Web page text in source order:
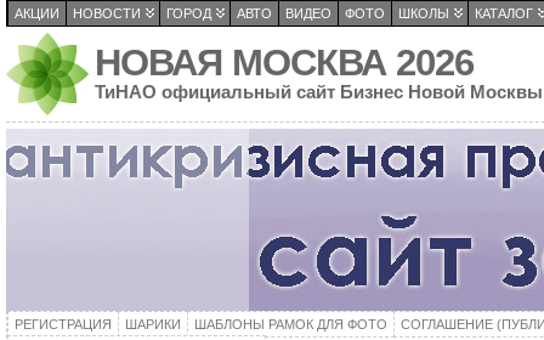
АКЦИИ НОВОСТИ ГОРОД АВТО ВИДЕО ФОТО ШКОЛЫ КАТАЛОГ
НОВАЯ МОСКВА 2026
ТиНАО официальный сайт Бизнес Новой Москвы
РЕГИСТРАЦИЯ ШАРИКИ ШАБЛОНЫ РАМОК ДЛЯ ФОТО
СОГЛАШЕНИЕ